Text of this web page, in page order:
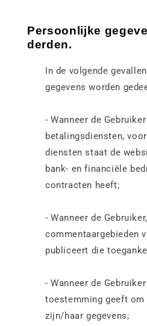
Persoonlijke
derden.
In de volgende
gegevens worden
- Wanneer de
betalingsdiensten,
diensten staat de
bank- en financiële
contracten heeft;
- Wanneer de
commentaargebieden
publiceert die
- Wanneer de
toestemming geeft
zijn/haar gegevens;